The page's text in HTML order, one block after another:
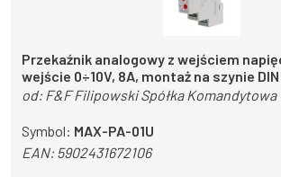
Przekaźnik analogowy z wejściem
wejście 0÷10V, 8A, montaż na szynie DIN
od: F&F Filipowski Spółka Komandytowa
Symbol: MAX-PA-01U
EAN:5902431672106